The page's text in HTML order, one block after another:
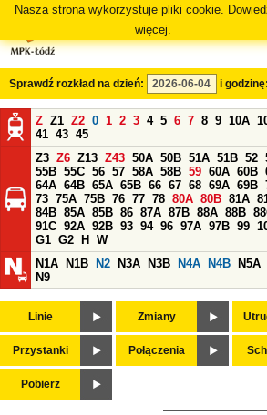
Nasza strona wykorzystuje pliki cookie.
więcej.
Sprawdź rozkład na dzień: i godzinę:
Z Z1 Z2 0 1 2 3 4 5 6 7 8 9 10A
41 43 45
Z3 Z6 Z13 Z43 50A 50B 51A 51B 52
55B 55C 56 57 58A 58B 59 60A 60B
64A 64B 65A 65B 66 67 68 69A 69B
73 75A 75B 76 77 78 80A 80B 81A
84B 85A 85B 86 87A 87B 88A 88B
91C 92A 92B 93 94 96 97A 97B 99
G1 G2 H
W
N1A
N1B N2 N3A N3B N4A N4B N5A
N9
Linie Zmiany
Przystanki Połączenia
Pobierz